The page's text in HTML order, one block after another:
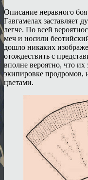
Описание неравного
Гавгамелах заставляет
легче. По всей
меч и носили
дошло никаких
отождествить с
вполне вероятно, что
экипировке продромов,
цветами.